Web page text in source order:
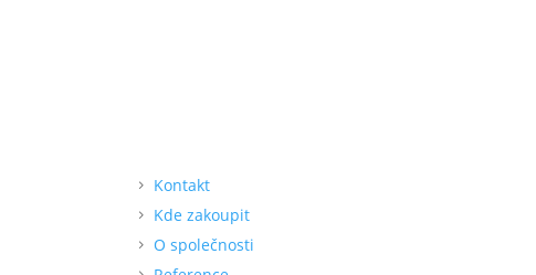
Kontakt
Kde zakoupit
O společnosti